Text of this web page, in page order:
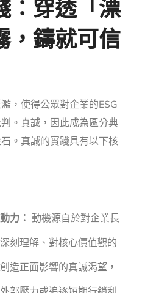
：穿透「漂
，鑄就可信
濫，使得公眾對企業的ESG
。真誠，因此成為區分典
。真誠的實踐具有以下核
力： 動機源自於對企業長
刻理解、對核心價值觀的
造正面影響的真誠渴望，